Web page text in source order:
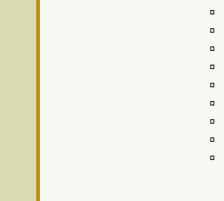
¤
¤
¤
¤
¤
¤
¤
¤
¤